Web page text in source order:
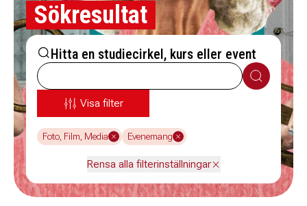
Sökresultat
Hitta en studiecirkel, kurs eller event
Sök
Visa filter
Foto, Film, Media Evenemang
Rensa alla filterinställningar